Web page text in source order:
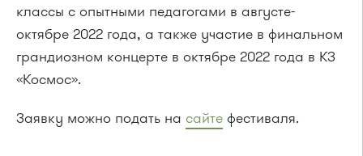
классы с опытными педагогами в августе-
октябре 2022 года, а также участие в финальном
грандиозном концерте в октябре 2022 года в КЗ
«Космос».
Заявку можно подать на сайте фестиваля.